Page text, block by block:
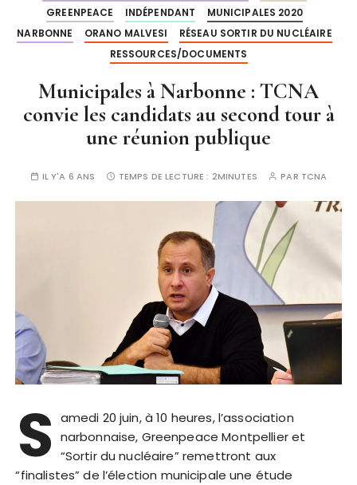
GREENPEACE
INDÉPENDANT
MUNICIPALES 2020
NARBONNE
ORANO MALVESI
RÉSEAU SORTIR DU NUCLÉAIRE
RESSOURCES/DOCUMENTS
Municipales à Narbonne : TCNA
convie les candidats au second tour à
une réunion publique
IL Y'A 6 ANS TEMPS DE LECTURE : 2MINUTES PAR TCNA
S amedi 20 juin, à 10 heures, l’association
narbonnaise, Greenpeace Montpellier et
“Sortir du nucléaire” remettront aux
“finalistes” de l’élection municipale une étude